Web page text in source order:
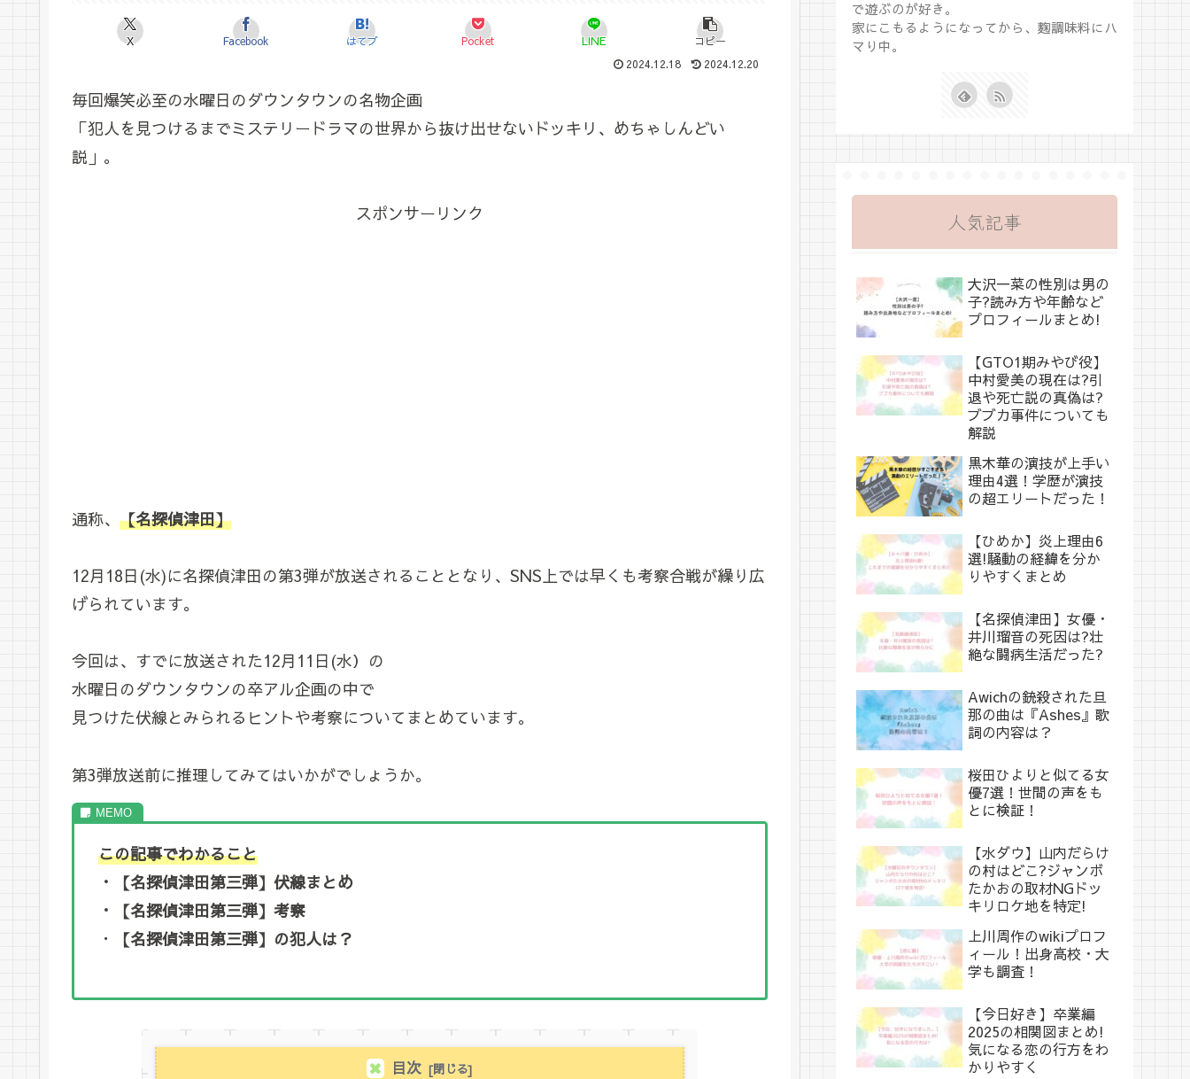
X Facebook はてブ Pocket LINE コピー
2024.12.18 2024.12.20
毎回爆笑必至の水曜日のダウンタウンの名物企画
「犯人を見つけるまでミステリードラマの世界から抜け出せないドッキリ、めちゃしんどい
説」。
スポンサーリンク
通称、 【名探偵津田】
12月18日(水)に名探偵津田の第3弾が放送されることとなり、SNS上では早くも考察合戦が繰り広
げられています。
今回は、すでに放送された12月11日(水）の
水曜日のダウンタウンの卒アル企画の中で
見つけた伏線とみられるヒントや考察についてまとめています。
第3弾放送前に推理してみてはいかがでしょうか。
この記事でわかること
・【名探偵津田第三弾】伏線まとめ
・【名探偵津田第三弾】考察
・
【名探偵津田第三弾】の犯人は？
目次
で遊ぶのが好き。
家にこもるようになってから、麴調味料にハ
マり中。
人気記事
大沢一菜の性別は男の
子?読み方や年齢など
プロフィールまとめ!
【GTO1期みやび役】
中村愛美の現在は?引
退や死亡説の真偽は?
ブブカ事件についても
解説
黒木華の演技が上手い
理由4選！学歴が演技
の超エリートだった！
【ひめか】炎上理由6
選!騒動の経緯を分か
りやすくまとめ
【名探偵津田】女優・
井川瑠音の死因は?壮
絶な闘病生活だった?
Awichの銃殺された旦
那の曲は『Ashes』歌
詞の内容は？
桜田ひよりと似てる女
優7選！世間の声をも
とに検証！
【水ダウ】山内だらけ
の村はどこ?ジャンボ
たかおの取材NGドッ
キリロケ地を特定!
上川周作のwikiプロフ
ィール！出身高校・大
学も調査！
【今日好き】卒業編
2025の相関図まとめ!
気になる恋の行方をわ
かりやすく